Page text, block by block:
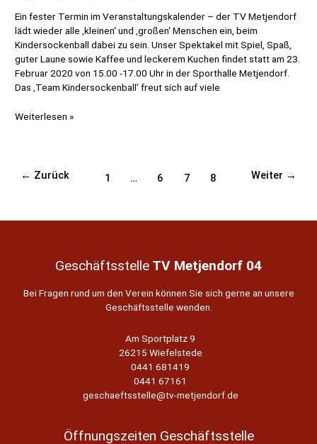
Ein fester Termin im Veranstaltungskalender – der TV Metjendorf
lädt wieder alle ‚kleinen‘ und ‚großen‘ Menschen ein, beim
Kindersockenball dabei zu sein. Unser Spektakel mit Spiel, Spaß,
guter Laune sowie Kaffee und leckerem Kuchen findet statt am 23.
Februar 2020 von 15.00 -17.00 Uhr in der Sporthalle Metjendorf.
Das ‚Team Kindersockenball’ freut sich auf viele
Kinder-
23.02.20
Weiterlesen »
Seitennummerierung
← Zurück 1 … 6 7 8 Weiter →
Geschäftsstelle TV Metjendorf 04
Bei Fragen rund um den Verein können Sie sich gerne an unsere
Geschäftsstelle wenden.
Am Sportplatz 9
26215 Wiefelstede
0441 681419
0441 67161
geschaeftsstelle@tv-metjendorf.de
Öffnungszeiten Geschäftsstelle